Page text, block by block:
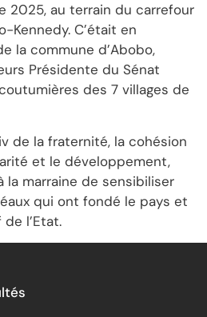
2025, au terrain du carrefour
Kennedy. C’était en
la commune d’Abobo,
Présidente du Sénat
des 7 villages de
de la fraternité, la cohésion
et le développement,
marraine de sensibiliser
qui ont fondé le pays et
l’Etat.